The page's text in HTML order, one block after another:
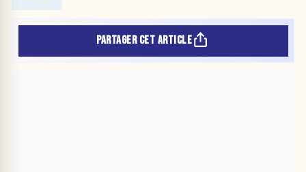
PARTAGER CET ARTICLE